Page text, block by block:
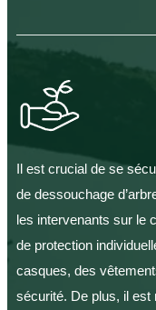
Il est crucial de se
de dessouchage
les intervenants sur le
de protection
casques, des
sécurité. De plus, il est